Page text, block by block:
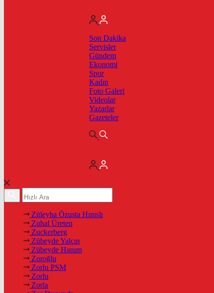
Son Dakika
Servisler
Gündem
Ekonomi
Spor
Kadın
Foto Galeri
Videolar
Yazarlar
Gazeteler
Züleyha Özusta Hınıslı
Zuhal Üreten
Zuckerberg
Zübeyde Yalçın
Zübeyde Hanım
Zoroğlu
Zorlu PSM
Zorlu
Zorla